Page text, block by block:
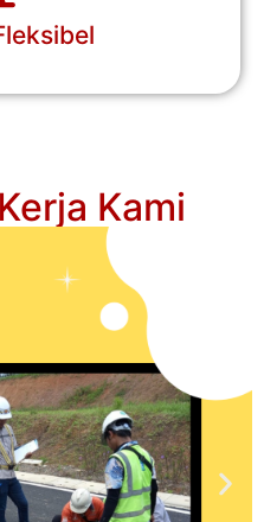
Kami